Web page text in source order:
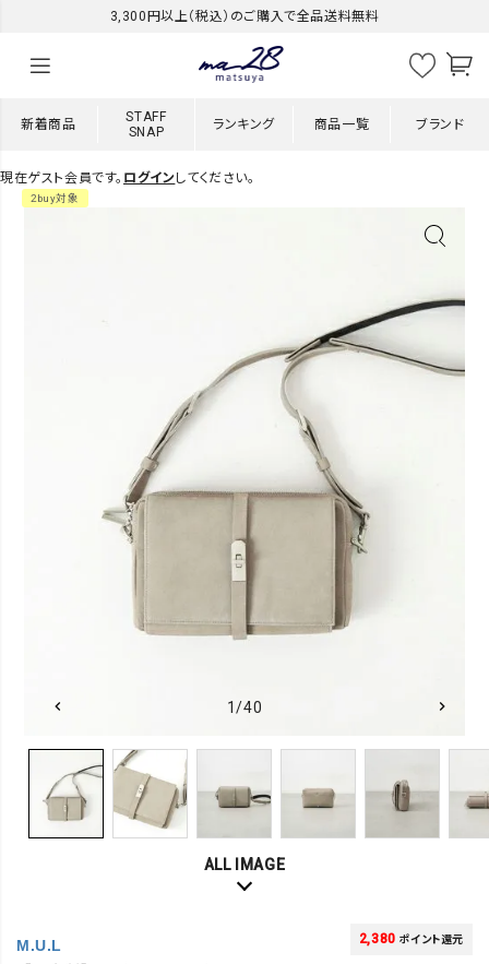
3,300円以上（税込）のご購入で全品送料無料
新着商品
STAFF
SNAP
ランキング 商品一覧 ブランド
現在ゲスト会員です。 ログインしてください。
2buy対象
1/40
ALL IMAGE
M.U.L
2,380 ポイント還元